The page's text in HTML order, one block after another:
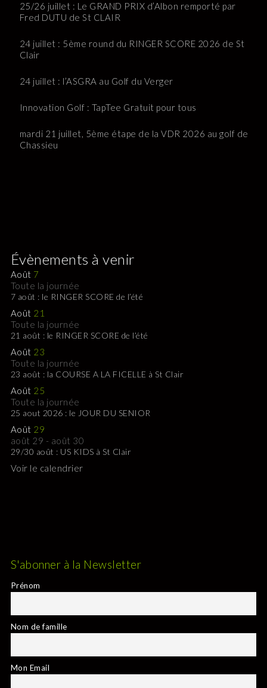
25/26 juillet : Le GRAND PRIX d’Albon remporté par
Fred DUTU de St CLAIR
24 juillet : 5ème round du RINGER SCORE 2026 de St
Clair
24 juillet : l’ASGRA au Golf du Verger
Innovation Golf : TapTee Gratuit pour tous
mardi 21 juillet, 5ème étape de la VDR 2026 au golf de
Chassieu
Évènements à venir
Août 7
Toute la journée
7 août : le RINGER SCORE de l’été
Août 21
Toute la journée
21 août : le RINGER SCORE de l’été
Août 23
Toute la journée
23 août : la COURSE A LA FICELLE à St Clair
Août 25
Toute la journée
25 aout 2026 : le JOUR DU SENIOR
Août 29
août 29 - août 30
29/30 août : US KIDS à St Clair
Voir le calendrier
S'abonner à la Newsletter
Prénom
Nom de famille
Mon Email